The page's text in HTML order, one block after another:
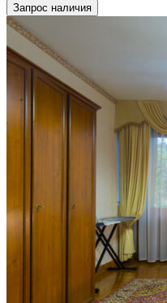
Запрос наличия